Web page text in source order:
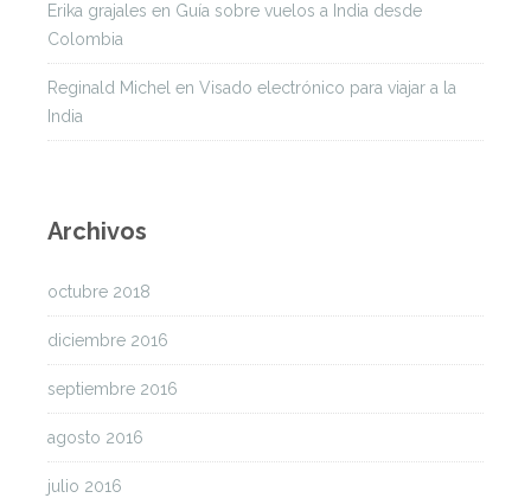
Erika grajales en Guía sobre vuelos a India desde
Colombia
Reginald Michel en Visado electrónico para viajar a la
India
Archivos
octubre 2018
diciembre 2016
septiembre 2016
agosto 2016
julio 2016